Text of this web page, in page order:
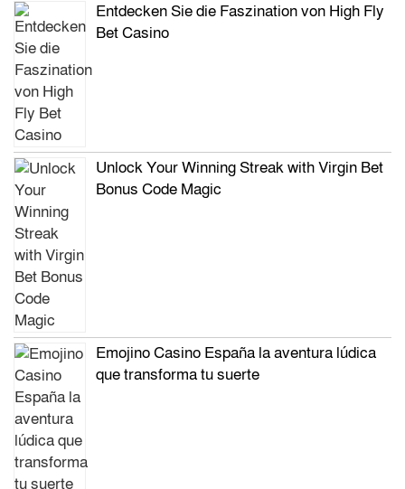
Entdecken Sie die Faszination von High Fly
Bet Casino
Unlock Your Winning Streak with Virgin Bet
Bonus Code Magic
Emojino Casino España la aventura lúdica
que transforma tu suerte